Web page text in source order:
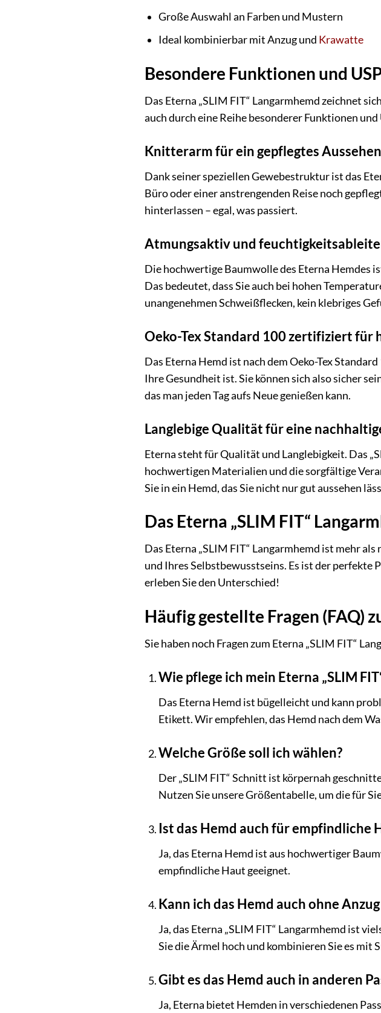
Große Auswahl an Farben und Mustern
Ideal kombinierbar mit Anzug und Krawatte
Besondere Funktionen und
Das Eterna „SLIM FIT“ Langarmhemd zeichnet
auch durch eine Reihe besonderer Funktionen
Knitterarm für ein gepflegtes Aussehen
Dank seiner speziellen Gewebestruktur ist das
Büro oder einer anstrengenden Reise noch
hinterlassen – egal, was passiert.
Atmungsaktiv und
Die hochwertige Baumwolle des Eterna Hemdes
Das bedeutet, dass Sie auch bei hohen
unangenehmen Schweißflecken, kein klebriges
Oeko-Tex Standard 100 zertifiziert für
Das Eterna Hemd ist nach dem Oeko-Tex
Ihre Gesundheit ist. Sie können sich also sicher
das man jeden Tag aufs Neue genießen kann.
Langlebige Qualität für eine
Eterna steht für Qualität und Langlebigkeit. Das
hochwertigen Materialien und die sorgfältige
Sie in ein Hemd, das Sie nicht nur gut aussehen
Das Eterna „SLIM FIT“
Das Eterna „SLIM FIT“ Langarmhemd ist mehr
und Ihres Selbstbewusstseins. Es ist der perfekte
erleben Sie den Unterschied!
Häufig gestellte Fragen (FAQ)
Sie haben noch Fragen zum Eterna „SLIM FIT“
Wie pflege ich mein Eterna „SLIM
Das Eterna Hemd ist bügelleicht und kann
Etikett. Wir empfehlen, das Hemd nach dem
Welche Größe soll ich wählen?
Der „SLIM FIT“ Schnitt ist körpernah
Nutzen Sie unsere Größentabelle, um die für
Ist das Hemd auch für empfindliche
Ja, das Eterna Hemd ist aus hochwertiger
empfindliche Haut geeignet.
Kann ich das Hemd auch ohne
Ja, das Eterna „SLIM FIT“ Langarmhemd ist
Sie die Ärmel hoch und kombinieren Sie es mit
Gibt es das Hemd auch in anderen
Ja, Eterna bietet Hemden in verschiedenen